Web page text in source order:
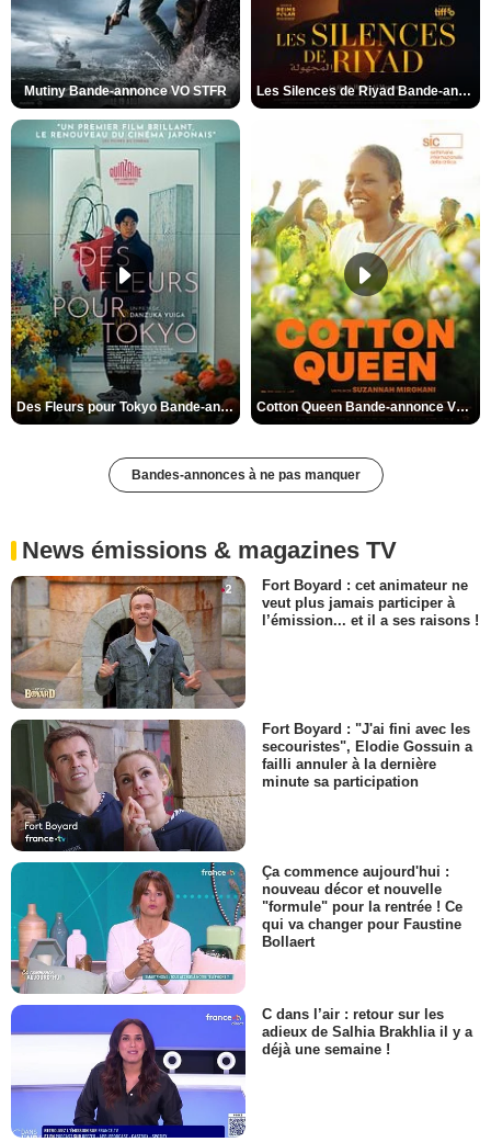
Mutiny Bande-annonce VO STFR Les Silences de Riyad Bande-annonce VO STFR
Des Fleurs pour Tokyo Bande-annonce VO STFR Cotton Queen Bande-annonce VO STFR
Bandes-annonces à ne pas manquer
News émissions & magazines TV
Fort Boyard : cet animateur ne
veut plus jamais participer à
l’émission... et il a ses raisons !
Fort Boyard : "J'ai fini avec les
secouristes", Elodie Gossuin a
failli annuler à la dernière
minute sa participation
Ça commence aujourd'hui :
nouveau décor et nouvelle
"formule" pour la rentrée ! Ce
qui va changer pour Faustine
Bollaert
C dans l’air : retour sur les
adieux de Salhia Brakhlia il y a
déjà une semaine !